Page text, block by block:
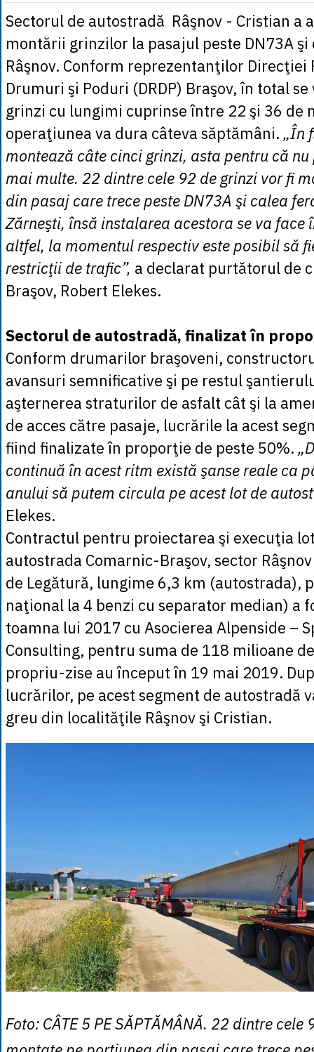
1 RSD= 0.0425
1 RUB= 0.0530
1 TRY = 0.1141
1 XDR
= 5.9383
1 ZAR
= 0.2318
Sectorul de autostradă Râşnov - Cristian a
montării grinzilor la pasajul peste DN73A şi
Râşnov. Conform reprezentanţilor Direcţiei
Drumuri şi Poduri (DRDP) Braşov, în total
grinzi cu lungimi cuprinse între 22 şi 36 de
operaţiunea va dura câteva săptămâni. „În
montează câte cinci grinzi, asta pentru că
mai multe. 22 dintre cele 92 de grinzi vor fi
din pasaj care trece peste DN73A şi calea
Zărneşti, însă instalarea acestora se va face
altfel, la momentul respectiv este posibil să
restricţii de trafic”, a declarat purtătorul de
Braşov, Robert Elekes.
Sectorul de autostradă, finalizat în
Conform drumarilor braşoveni,
avansuri semnificative şi pe restul
aşternerea straturilor de asfalt cât şi la
de acces către pasaje, lucrările la acest
fiind finalizate în proporţie de peste 50%.
continuă în acest ritm există şanse reale ca
anului să putem circula pe acest lot de
Elekes.
Contractul pentru proiectarea şi execuţia
autostrada Comarnic-Braşov, sector
de Legătură, lungime 6,3 km (autostrada),
naţional la 4 benzi cu separator median) a
toamna lui 2017 cu Asocierea Alpenside –
Consulting, pentru suma de 118 milioane
propriu-zise au început în 19 mai 2019.
lucrărilor, pe acest segment de autostradă
greu din localităţile Râşnov şi Cristian.
Foto: CÂTE 5 PE SĂPTĂMÂNĂ. 22 dintre